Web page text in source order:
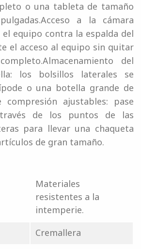
o una tableta de tamaño
a la cámara
el equipo contra la espalda del
el acceso al equipo sin quitar
del
los bolsillos laterales se
o una botella grande de
compresión ajustables: pase
de los puntos de las
para llevar una chaqueta
de gran tamaño.
Materiales
resistentes a la
intemperie.
Cremallera